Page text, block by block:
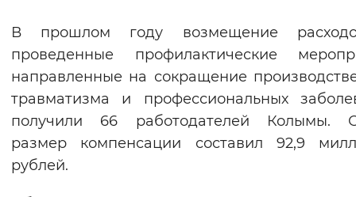
Цвет сайта
Монохромный Инверсивный
Синий фон
В прошлом году возмещение
проведенные профилактические
направленные на сокращение
травматизма и профессиональных
получили 66 работодателей Колымы.
размер компенсации составил 92,9
рублей.